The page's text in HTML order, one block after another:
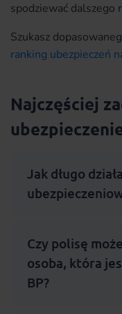
spodziewać dalszego
Szukasz
ranking ubezpieczeń
Najczęściej
Jak długo
Czy polisę
osoba, która
BP?